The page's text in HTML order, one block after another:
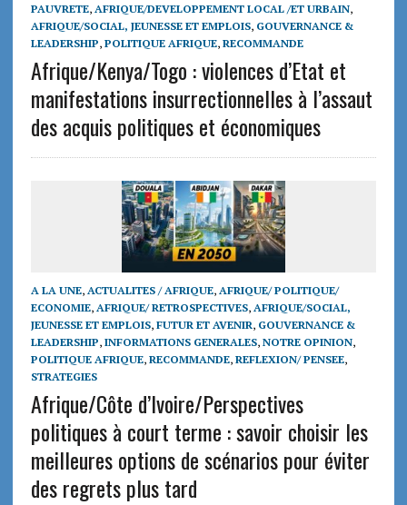
PAUVRETE, AFRIQUE/DEVELOPPEMENT LOCAL /ET URBAIN,
AFRIQUE/SOCIAL, JEUNESSE ET EMPLOIS, GOUVERNANCE &
LEADERSHIP, POLITIQUE AFRIQUE, RECOMMANDE
Afrique/Kenya/Togo : violences d’Etat et
manifestations insurrectionnelles à l’assaut
des acquis politiques et économiques
A LA UNE, ACTUALITES / AFRIQUE, AFRIQUE/ POLITIQUE/
ECONOMIE, AFRIQUE/ RETROSPECTIVES, AFRIQUE/SOCIAL,
JEUNESSE ET EMPLOIS, FUTUR ET AVENIR, GOUVERNANCE &
LEADERSHIP, INFORMATIONS GENERALES, NOTRE OPINION,
POLITIQUE AFRIQUE, RECOMMANDE, REFLEXION/ PENSEE,
STRATEGIES
Afrique/Côte d’Ivoire/Perspectives
politiques à court terme : savoir choisir les
meilleures options de scénarios pour éviter
des regrets plus tard